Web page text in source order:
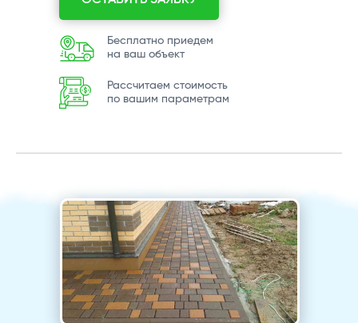
Бесплатно приедем
на ваш объект
Рассчитаем стоимость
по вашим параметрам